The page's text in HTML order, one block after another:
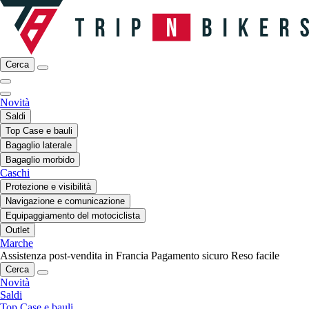
Cerca
Novità
Saldi
Top Case e bauli
Bagaglio laterale
Bagaglio morbido
Caschi
Protezione e visibilità
Navigazione e comunicazione
Equipaggiamento del motociclista
Outlet
Marche
Assistenza post-vendita in Francia Pagamento sicuro Reso facile
Cerca
Novità
Saldi